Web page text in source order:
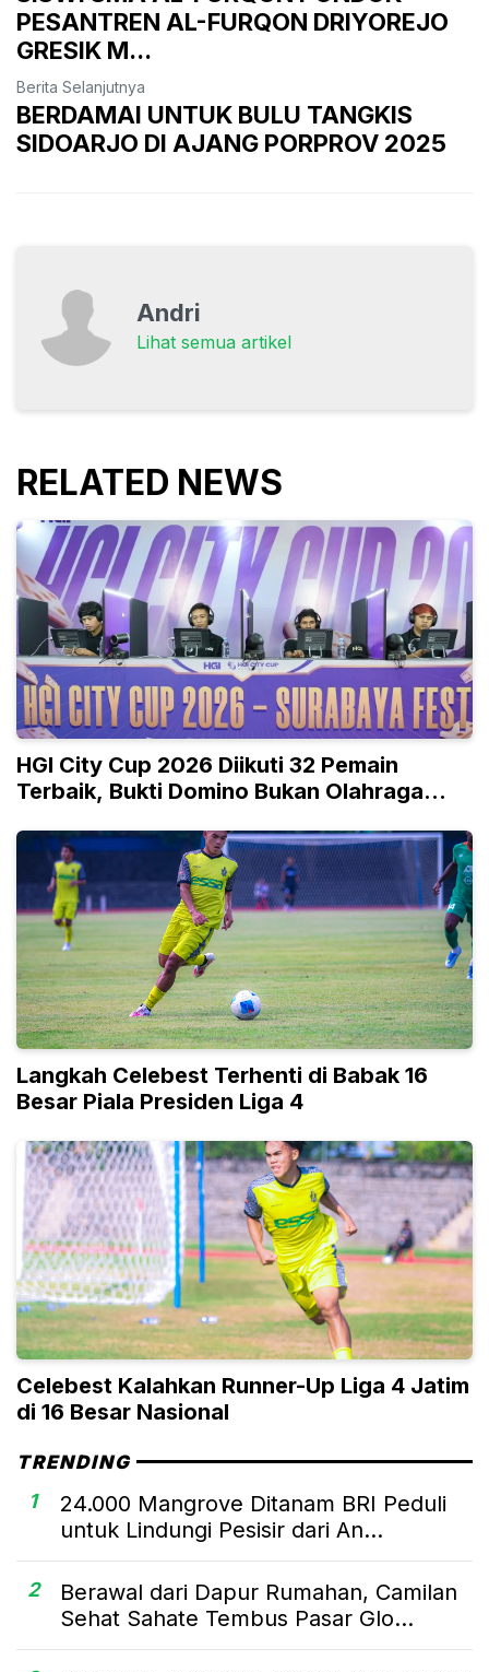
PESANTREN AL-FURQON DRIYOREJO
GRESIK M...
Berita Selanjutnya
BERDAMAI UNTUK BULU TANGKIS
SIDOARJO DI AJANG PORPROV 2025
Andri
Lihat semua artikel
RELATED NEWS
HGI City Cup 2026 Diikuti 32 Pemain
Terbaik, Bukti Domino Bukan Olahraga
Langkah Celebest Terhenti di Babak 16
Besar Piala Presiden Liga 4
Celebest Kalahkan Runner-Up Liga 4 Jatim
di 16 Besar Nasional
TRENDING
1
24.000 Mangrove Ditanam BRI Peduli
untuk Lindungi Pesisir dari An...
2
Berawal dari Dapur Rumahan, Camilan
Sehat Sahate Tembus Pasar Glo...